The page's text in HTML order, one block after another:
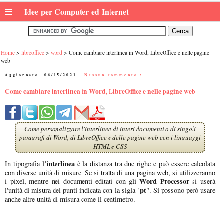
≡ Idee per Computer ed Internet
Home libreoffice word
Come cambiare interlinea in Word, LibreOffice e nelle pagine
web
Aggiornato: 06/05/2021 Nessun commento :
Come cambiare interlinea in Word, LibreOffice e nelle pagine web
Come personalizzare l'interlinea di interi documenti o di singoli
paragrafi di Word, di LibreOffice e delle pagine web con i linguaggi
HTML e CSS
In tipografia l'interlinea è la distanza tra due righe e può essere calcolata
con diverse unità di misure. Se si tratta di una pagina web, si utilizzeranno
i pixel, mentre nei documenti editati con gliWord Processorsi userà
l'unità di misura dei punti indicata con la sigla "pt". Si possono però usare
anche altre unità di misura come il centimetro.